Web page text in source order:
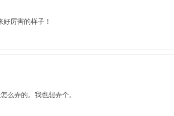
厉害的样子！
么弄的。我也想弄个。